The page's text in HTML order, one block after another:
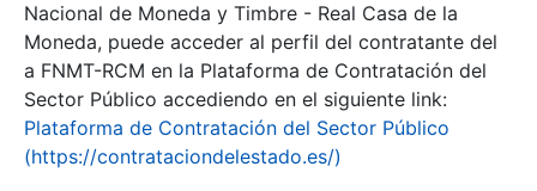
Nacional de Moneda y Timbre - Real Casa de la
Moneda, puede acceder al perfil del contratante del
a FNMT-RCM en la Plataforma de Contratación del
Sector Público accediendo en el siguiente link:
Plataforma de Contratación del Sector Público
(https://contrataciondelestado.es/)